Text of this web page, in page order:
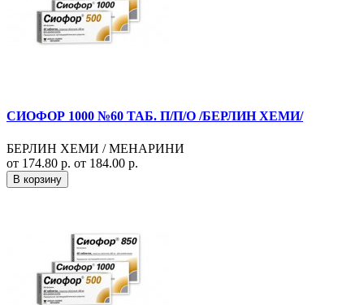
СИОФОР 1000 №60 ТАБ. П/П/О /БЕРЛИН ХЕМИ/
БЕРЛИН ХЕМИ / МЕНАРИНИ
от 174.80 р. от 184.00 р.
В корзину